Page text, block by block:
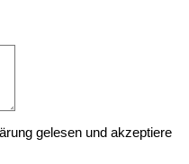
gelesen und akzeptiere